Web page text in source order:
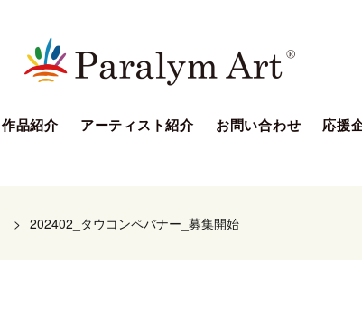
作品紹介 アーティスト紹介 お問い合わせ 応援
> 202402_タウコンペバナー_募集開始